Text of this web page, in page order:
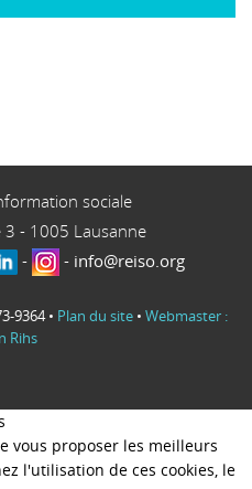
sociale
3 - 1005 Lausanne
- - info@reiso.org
9364 • Plan du site • Webmaster :
Rihs
vous proposer les meilleurs
l'utilisation de ces cookies, le